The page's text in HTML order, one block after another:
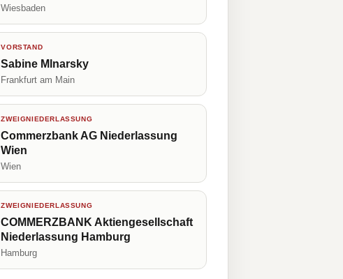
Wiesbaden
VORSTAND
Sabine Mlnarsky
Frankfurt am Main
ZWEIGNIEDERLASSUNG
Commerzbank AG Niederlassung
Wien
Wien
ZWEIGNIEDERLASSUNG
COMMERZBANK Aktiengesellschaft
Niederlassung Hamburg
Hamburg